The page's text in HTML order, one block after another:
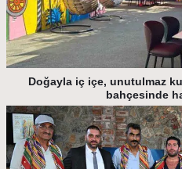
Doğayla iç içe, unutulmaz
bahçesinde